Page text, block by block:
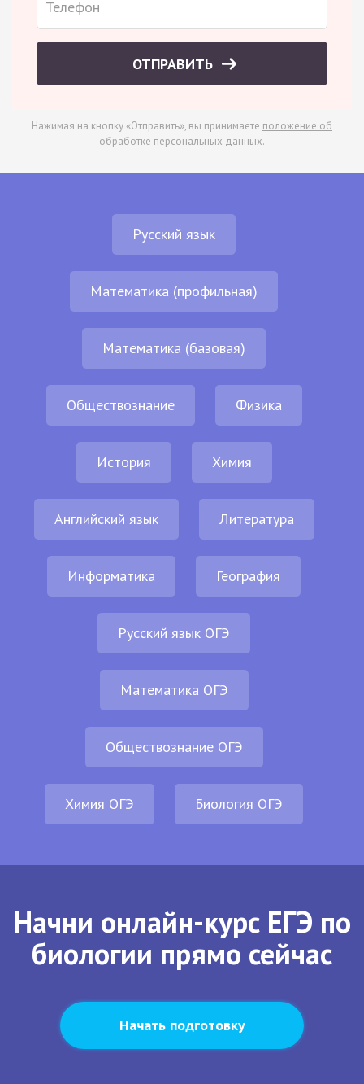
ОТПРАВИТЬ
Нажимая на кнопку «Отправить», вы принимаете положение об
обработке персональных данных.
Русский язык
Математика (профильная)
Математика (базовая)
Обществознание Физика
История Химия
Английский язык Литература
Информатика География
Русский язык ОГЭ
Математика ОГЭ
Обществознание ОГЭ
Химия ОГЭ Биология ОГЭ
Начни онлайн-курс ЕГЭ по
биологии прямо сейчас
Начать подготовку